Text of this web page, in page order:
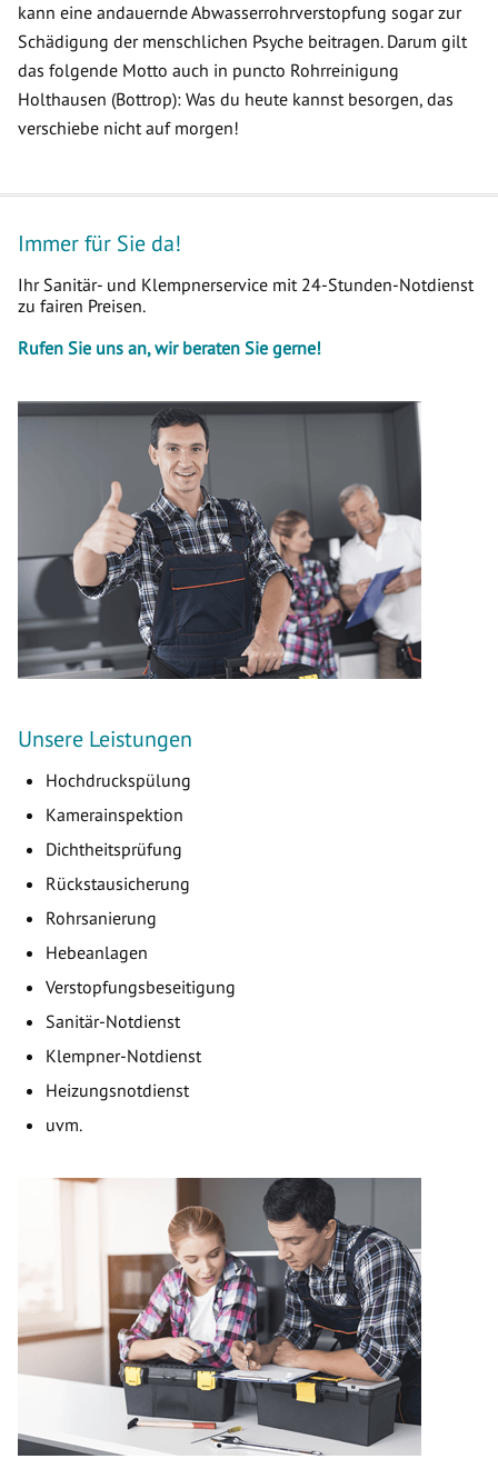
kann eine andauernde Abwasserrohrverstopfung sogar zur
Schädigung der menschlichen Psyche beitragen. Darum gilt
das folgende Motto auch in puncto Rohrreinigung
Holthausen (Bottrop): Was du heute kannst besorgen, das
verschiebe nicht auf morgen!
Immer für Sie da!
Ihr Sanitär- und Klempnerservice mit 24-Stunden-Notdienst
zu fairen Preisen.
Rufen Sie uns an, wir beraten Sie gerne!
Unsere Leistungen
Hochdruckspülung
Kamerainspektion
Dichtheitsprüfung
Rückstausicherung
Rohrsanierung
Hebeanlagen
Verstopfungsbeseitigung
Sanitär-Notdienst
Klempner-Notdienst
Heizungsnotdienst
uvm.